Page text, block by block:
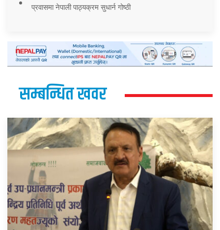
प्रवासमा नेपाली पाठ्यक्रम सुधार्न गोष्ठी
सम्बन्धित खवर